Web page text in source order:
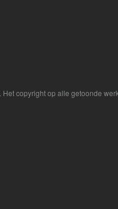
. Het copyright op alle getoonde